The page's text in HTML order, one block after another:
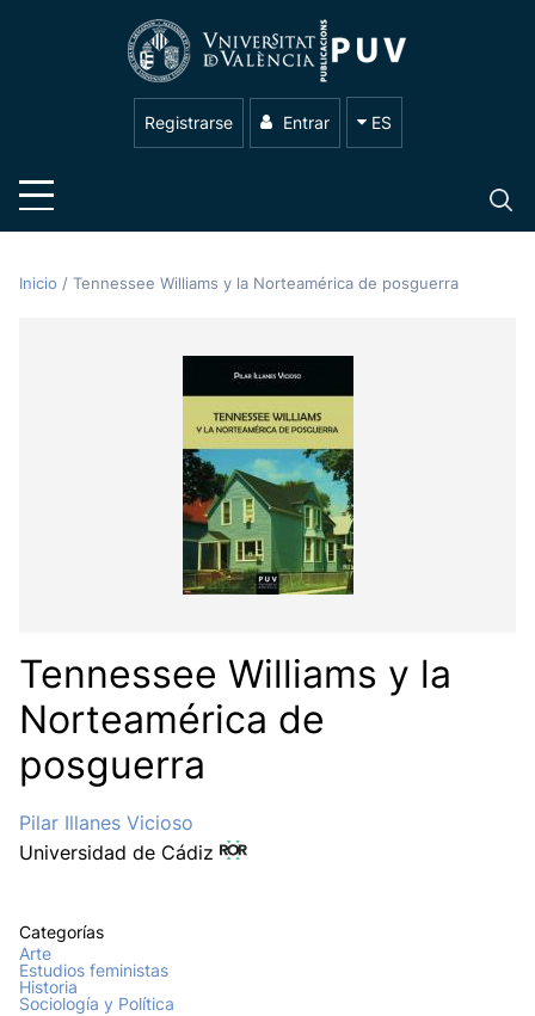
Registrarse Entrar ES
Inicio / Tennessee Williams y la Norteamérica de posguerra
Tennessee Williams y la
Norteamérica de
posguerra
Pilar Illanes Vicioso
Universidad de Cádiz
Categorías
Arte
Estudios feministas
Historia
Sociología y Política